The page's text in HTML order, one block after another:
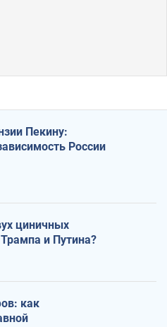
Пекину:
России
циничных
и Путина?
как